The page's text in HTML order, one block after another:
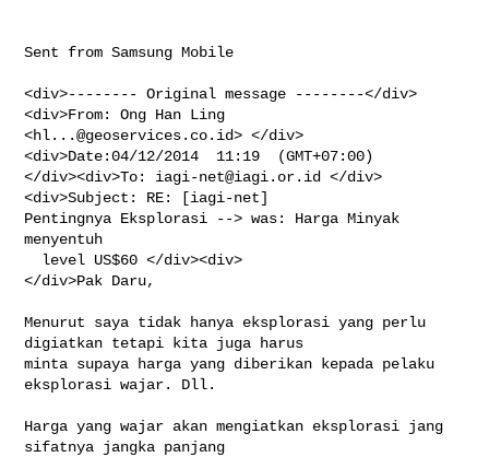
Sent from Samsung Mobile
<div>-------- Original message --------</div>
<div>From: Ong Han Ling
<hl...@geoservices.co.id> </div>
<div>Date:04/12/2014  11:19  (GMT+07:00)
</div><div>To: iagi-net@iagi.or.id
</div>
<div>Subject: RE: [iagi-net]
Pentingnya Eksplorasi --> was: Harga Minyak
menyentuh
</div>Pak Daru,
Menurut saya tidak hanya eksplorasi yang perlu
digiatkan tetapi kita juga harus
minta supaya harga yang diberikan kepada pelaku
eksplorasi wajar. Dll.
Harga yang wajar akan mengiatkan eksplorasi jang
sifatnya jangka panjang